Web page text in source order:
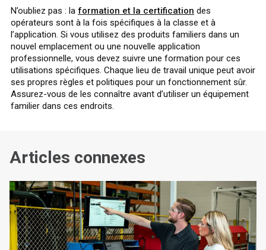
N’oubliez pas : la formation et la certification des
opérateurs sont à la fois spécifiques à la classe et à
l’application. Si vous utilisez des produits familiers dans un
nouvel emplacement ou une nouvelle application
professionnelle, vous devez suivre une formation pour ces
utilisations spécifiques. Chaque lieu de travail unique peut avoir
ses propres règles et politiques pour un fonctionnement sûr.
Assurez-vous de les connaître avant d’utiliser un équipement
familier dans ces endroits.
Articles connexes